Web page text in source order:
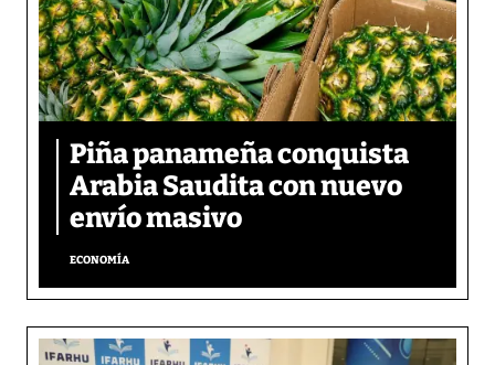
Piña panameña conquista
Arabia Saudita con nuevo
envío masivo
ECONOMÍA